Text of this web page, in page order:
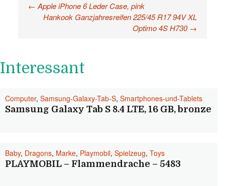
Beitragsnavigation
← Apple iPhone 6 Leder Case, pink
Hankook Ganzjahresreifen 225/45 R17 94V XL
Optimo 4S H730 →
Interessant
Computer, Samsung-Galaxy-Tab-S, Smartphones-und-Tablets
Samsung Galaxy Tab S 8.4 LTE, 16 GB, bronze
Baby, Dragons, Marke, Playmobil, Spielzeug, Toys
PLAYMOBIL – Flammendrache – 5483